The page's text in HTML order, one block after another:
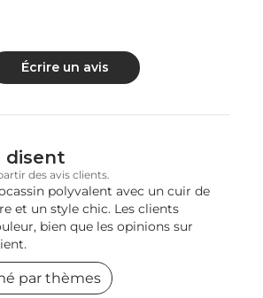
Écrire un avis
disent
des avis clients.
polyvalent avec un cuir de
et un style chic. Les clients
bien que les opinions sur
par thèmes